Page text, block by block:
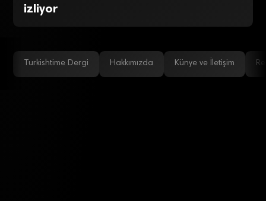
izliyor
Turkishtime Dergi Hakkımızda Künye ve İletişim